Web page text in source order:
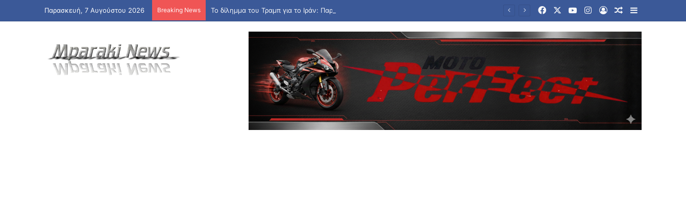
Παρασκευή, 7 Αυγούστου 2026 Breaking News FacebookYouTubeInstagram
Log InRandom Article
Sidebar